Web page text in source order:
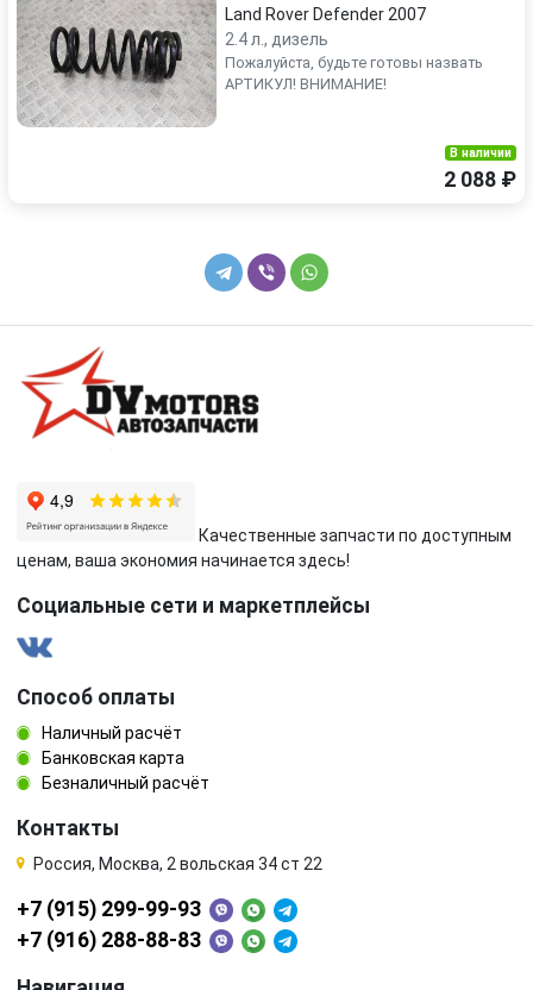
Land Rover Defender 2007
2.4 л., дизель
Пожалуйста, будьте готовы назвать
АРТИКУЛ! ВНИМАНИЕ!
В наличии
2 088 ₽
Качественные запчасти по доступным
ценам, ваша экономия начинается здесь!
Социальные сети и маркетплейсы
Способ оплаты
Наличный расчёт
Банковская карта
Безналичный расчёт
Контакты
Россия, Москва, 2 вольская 34 ст 22
+7 (915) 299-99-93
+7 (916) 288-88-83